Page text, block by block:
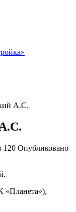
А.С.
120 Опубликовано
«Планета»),